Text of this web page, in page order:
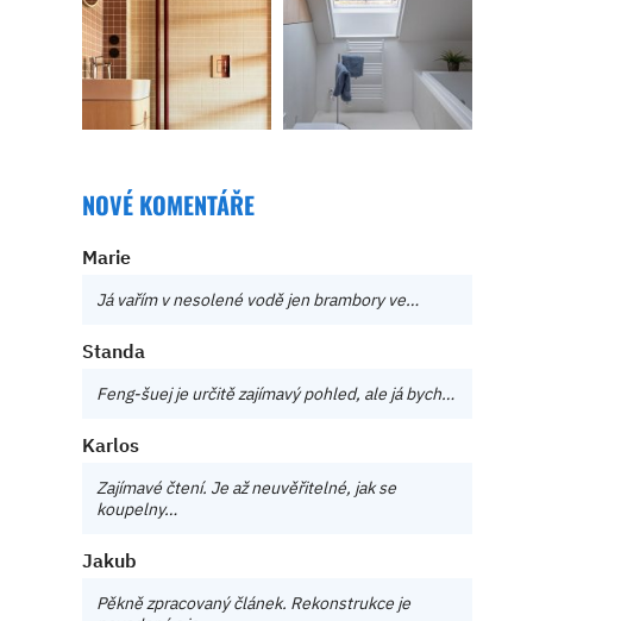
NOVÉ KOMENTÁŘE
Marie
Já vařím v nesolené vodě jen brambory ve…
Standa
Feng-šuej je určitě zajímavý pohled, ale já bych…
Karlos
Zajímavé čtení. Je až neuvěřitelné, jak se
koupelny…
Jakub
Pěkně zpracovaný článek. Rekonstrukce je